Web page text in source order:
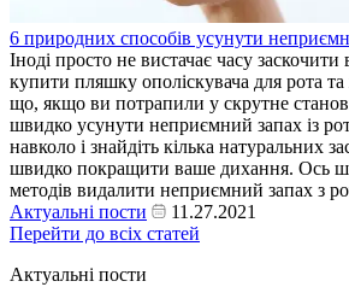
6 природних способів усунути
Іноді просто не вистачає часу
купити пляшку ополіскувача для рота
що, якщо ви потрапили у скрутне
швидко усунути неприємний запах із
навколо і знайдіть кілька натуральних
швидко покращити ваше дихання. Ось
методів видалити неприємний запах з
Актуальні пости
11.27.2021
Перейти до всіх статей
Актуальні пости